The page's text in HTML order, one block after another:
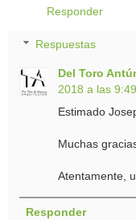
Responder
Respuestas
Del Toro
2018 a las 9:49
Estimado
Muchas
Atentamente,
Responder